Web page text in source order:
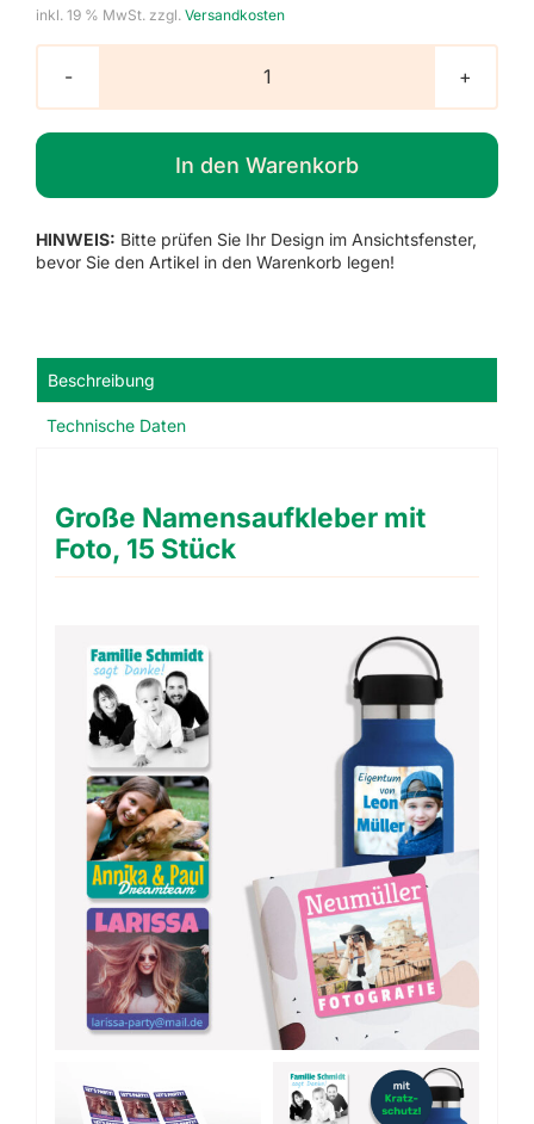
inkl. 19 % MwSt. zzgl. Versandkosten
Große
Namensaufkleber
mit
Foto,
15
Menge
In den Warenkorb
HINWEIS: Bitte prüfen Sie Ihr Design im Ansichtsfenster,
bevor Sie den Artikel in den Warenkorb legen!
Beschreibung
Technische Daten
Große Namensaufkleber mit
Foto, 15 Stück